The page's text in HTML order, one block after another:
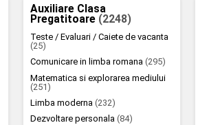
Auxiliare Clasa
Pregatitoare (2248)
Teste / Evaluari / Caiete de vacanta
(25)
Comunicare in limba romana(295)
Matematica si explorarea mediului
(251)
Limba moderna(232)
Dezvoltare personala(84)